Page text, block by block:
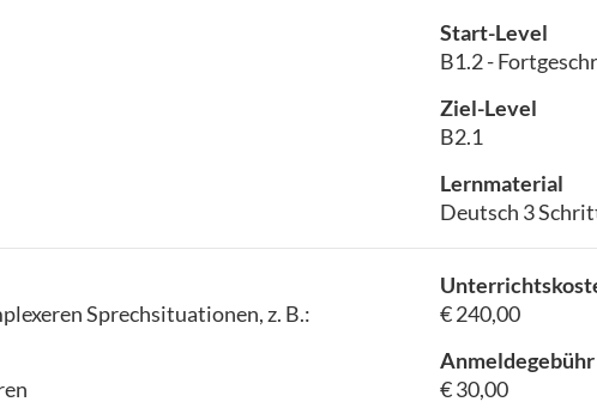
Start-Level
B1.2 -
Ziel-Level
B2.1
Lernmaterial
Deutsch 3
Sprechsituationen, z. B.:
€ 240,00
Anmeldegebühr
€ 30,00